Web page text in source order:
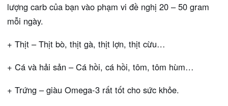
lượng carb của bạn vào phạm vi đề nghị 20 – 50 gram
mỗi ngày.
+ Thịt – Thịt bò, thịt gà, thịt lợn, thịt cừu…
+ Cá và hải sản – Cá hồi, cá hồi, tôm, tôm hùm…
+ Trứng – giàu Omega-3 rất tốt cho sức khỏe.